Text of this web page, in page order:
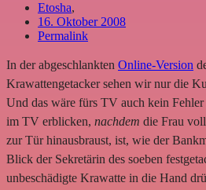
Etosha,
16. Oktober 2008
Permalink
In der abgeschlankten Online-Version
Krawattengetacker sehen wir nur die
Und das wäre fürs TV auch kein
im TV erblicken, nachdem die Frau
zur Tür hinausbraust, ist, wie der
Blick der Sekretärin des soeben
unbeschädigte Krawatte in die Hand